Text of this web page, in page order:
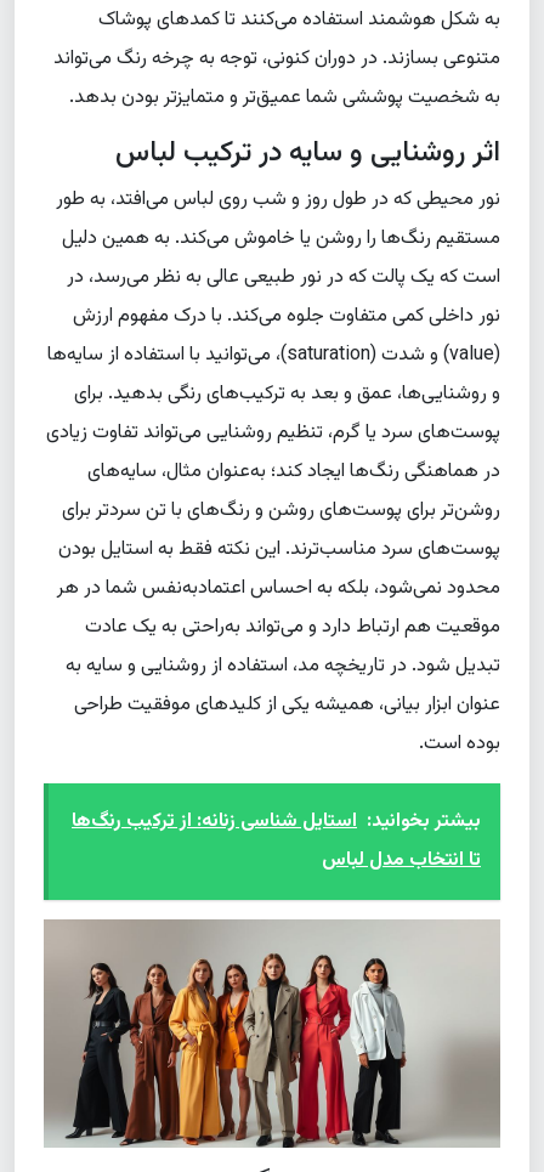
به شکل هوشمند استفاده می‌کنند تا کمدهای پوشاک
متنوعی بسازند. در دوران کنونی، توجه به چرخه رنگ می‌تواند
به شخصیت پوششی شما عمیق‌تر و متمایزتر بودن بدهد.
اثر روشنایی و سایه در ترکیب لباس
نور محیطی که در طول روز و شب روی لباس می‌افتد، به طور
مستقیم رنگ‌ها را روشن یا خاموش می‌کند. به همین دلیل
است که یک پالت که در نور طبیعی عالی به نظر می‌رسد، در
نور داخلی کمی متفاوت جلوه می‌کند. با درک مفهوم ارزش
(value) و شدت (saturation)، می‌توانید با استفاده از سایه‌ها
و روشنایی‌ها، عمق و بعد به ترکیب‌های رنگی بدهید. برای
پوست‌های سرد یا گرم، تنظیم روشنایی می‌تواند تفاوت زیادی
در هماهنگی رنگ‌ها ایجاد کند؛ به‌عنوان مثال، سایه‌های
روشن‌تر برای پوست‌های روشن و رنگ‌های با تن سردتر برای
پوست‌های سرد مناسب‌ترند. این نکته فقط به استایل بودن
محدود نمی‌شود، بلکه به احساس اعتمادبه‌نفس شما در هر
موقعیت هم ارتباط دارد و می‌تواند به‌راحتی به یک عادت
تبدیل شود. در تاریخچه مد، استفاده از روشنایی و سایه به
عنوان ابزار بیانی، همیشه یکی از کلیدهای موفقیت طراحی
بوده است.
بیشتر بخوانید: استایل شناسی زنانه: از ترکیب رنگ‌ها
تا انتخاب مدل لباس